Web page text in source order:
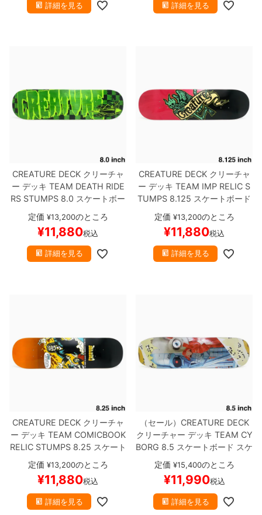
詳細を見る 詳細を見る
CREATURE DECKクリーチャ
ー デッキ TEAM DEATH RIDE
RS STUMPS 8.0 スケートボー
定価 ¥13,200のところ
¥11,880税込
詳細を見る
CREATURE DECKクリーチャ
ー デッキ TEAM IMP RELIC S
TUMPS 8.125 スケートボード
定価 ¥13,200のところ
¥11,880税込
詳細を見る
CREATURE DECKクリーチャ
ー デッキ TEAM COMICBOOK
RELIC STUMPS 8.25 スケート
ボード スケボー
定価 ¥13,200のところ
¥11,880税込
詳細を見る
（セール） CREATURE DECK
クリーチャー デッキ TEAM CY
BORG 8.5 スケートボード スケ
定価 ¥15,400のところ
¥11,990税込
詳細を見る